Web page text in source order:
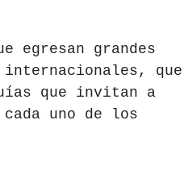
egresan grandes
que
que invitan a
uno de los